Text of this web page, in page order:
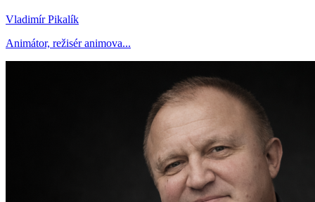
Vladimír Pikalík
Animátor, režisér animova...